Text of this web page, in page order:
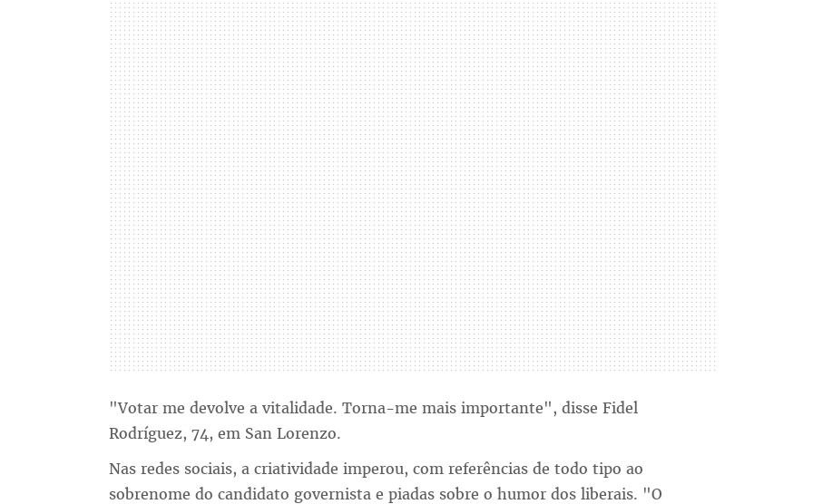
"Votar me devolve a vitalidade. Torna-me mais importante", disse Fidel
Rodríguez, 74, em San Lorenzo.
Nas redes sociais, a criatividade imperou, com referências de todo tipo ao
sobrenome do candidato governista e piadas sobre o humor dos liberais. "O